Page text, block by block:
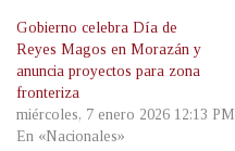
Gobierno celebra Día de
Reyes Magos en Morazán y
anuncia proyectos para zona
fronteriza
miércoles, 7 enero 2026 12:13 PM
En «Nacionales»